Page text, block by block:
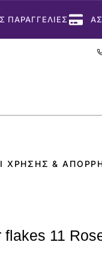
ΠΑΡΑΓΓΕΛΙΕΣ
ΧΡΉΣΗΣ &
flakes 11